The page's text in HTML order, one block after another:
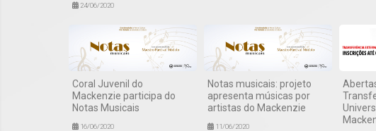
24/06/2020
Coral Juvenil do
Mackenzie participa do
Notas Musicais
16/06/2020
Notas musicais: projeto
apresenta músicas por
artistas do Mackenzie
11/06/2020